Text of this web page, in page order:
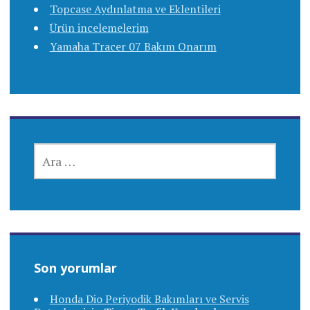
Topcase Aydınlatma ve Eklentileri
Ürün incelemelerim
Yamaha Tracer 07 Bakım Onarım
Son yorumlar
Honda Dio Periyodik Bakımları ve Servis